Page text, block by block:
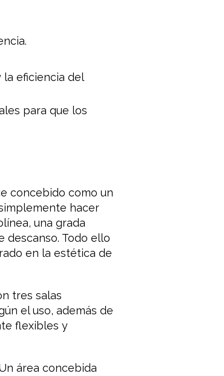
eficiencia del
para que los
concebido como un
hacer
una grada
descanso. Todo ello
en la estética de
tres salas
el uso, además de
flexibles y
área concebida